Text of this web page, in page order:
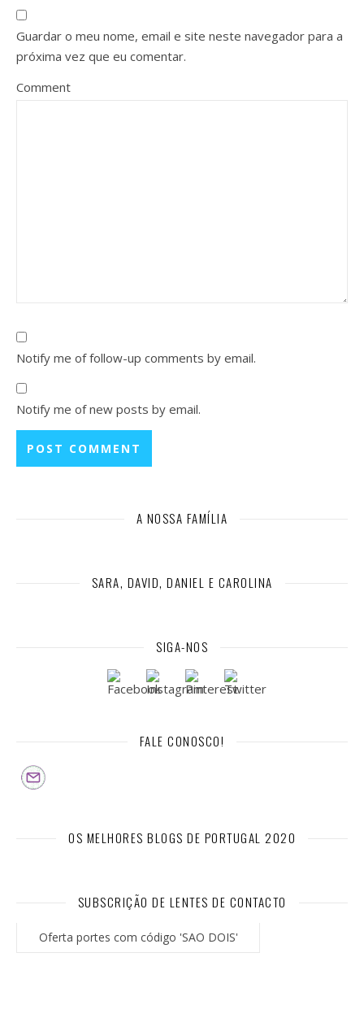
Guardar o meu nome, email e site neste navegador para a
próxima vez que eu comentar.
Comment
Notify me of follow-up comments by email.
Notify me of new posts by email.
A NOSSA FAMÍLIA
SARA, DAVID, DANIEL E CAROLINA
SIGA-NOS
FALE CONOSCO!
OS MELHORES BLOGS DE PORTUGAL 2020
SUBSCRIÇÃO DE LENTES DE CONTACTO
Oferta portes com código 'SAO DOIS'